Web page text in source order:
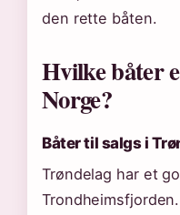
den rette båten.
Hvilke båter
Norge?
Båter til salgs i
Trøndelag har et